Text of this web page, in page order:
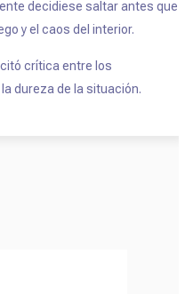
decidiese saltar antes que
y el caos del interior.
crítica entre los
dureza de la situación.